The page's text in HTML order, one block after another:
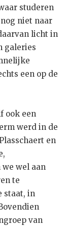
studeren
niet naar
licht in
galeries
een op de
ook een
werd in de
en
we wel aan
te
staat, in
van